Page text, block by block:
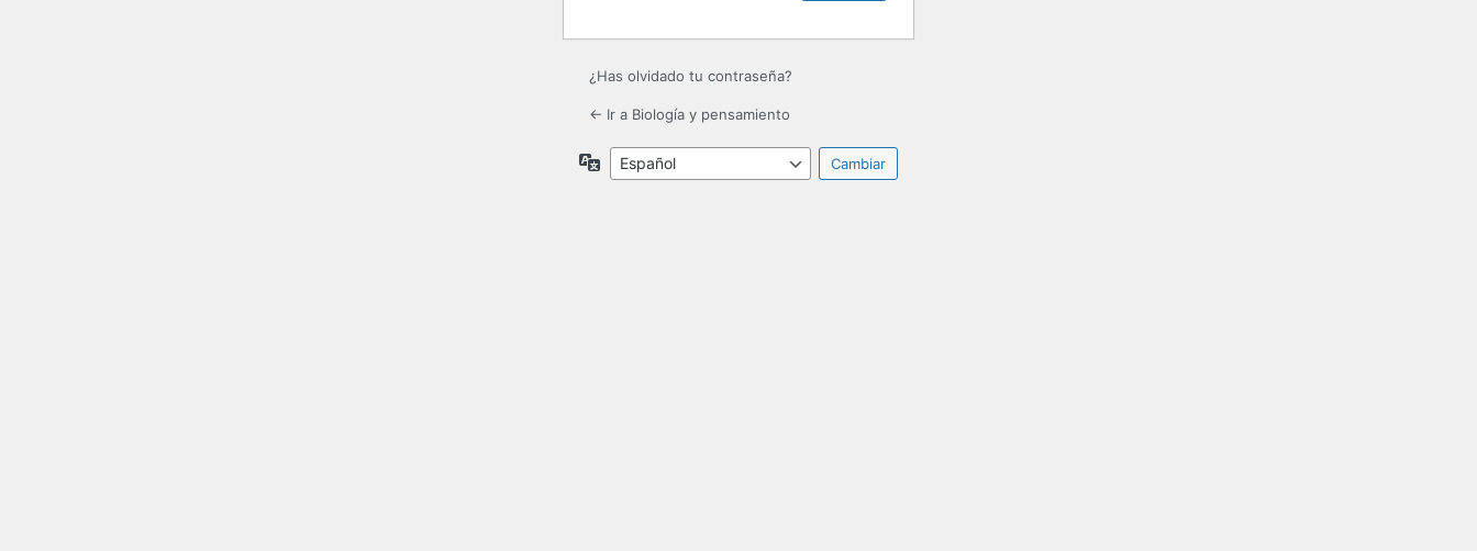
¿Has olvidado tu contraseña?
← Ir a Biología y pensamiento
Idioma